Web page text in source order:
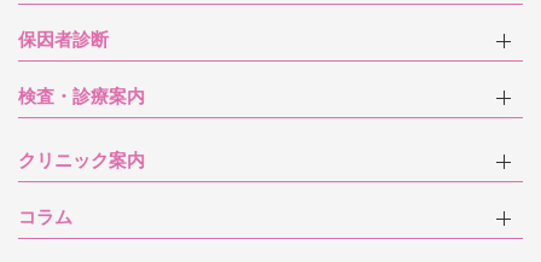
保因者診断
検査・診療案内
クリニック案内
コラム